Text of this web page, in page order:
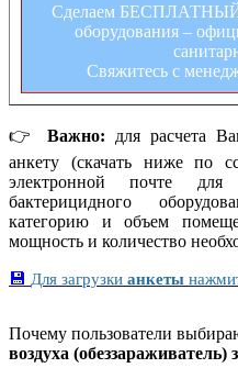
Сделаем БЕСПЛАТНЫЙ
оборудования –
Свяжитесь с
👉 Важно: для расчета
анкету (скачать ниже по
электронной почте
бактерицидного
категорию и объем
мощность и количество
💾 Для загрузки анкеты
Почему пользователи
воздуха (обеззараживатель)